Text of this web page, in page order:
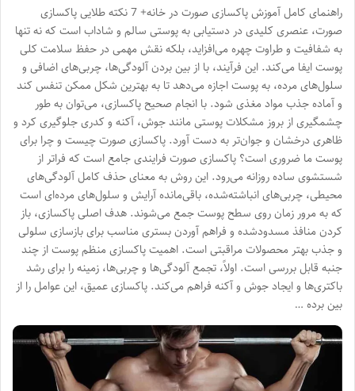
راهنمای کامل آموزش پاکسازی صورت در خانه+ 7 نکته طلایی پاکسازی
صورت، عنصری کلیدی در دستیابی به پوستی سالم و شاداب است که نه تنها
به شفافیت و طراوت چهره می‌افزاید، بلکه نقش مهمی در حفظ سلامت کلی
پوست ایفا می‌کند. این فرآیند، با از بین بردن آلودگی‌ها، چربی‌های اضافی و
سلول‌های مرده، به پوست اجازه می‌دهد تا به بهترین شکل ممکن تنفس کند
و آماده جذب مواد مغذی شود. با انجام صحیح پاکسازی، می‌توان به طور
چشمگیری از بروز مشکلات پوستی مانند جوش، آکنه و کدری جلوگیری کرد و
ظاهری درخشان و جوان‌تر به دست آورد. پاکسازی صورت چیست و چرا برای
پوست ما ضروری است؟ پاکسازی صورت فرایندی جامع است که فراتر از
شستشوی ساده روزانه می‌رود. این روش به معنای حذف کامل آلودگی‌های
محیطی، چربی‌های انباشته‌شده، باقی‌مانده آرایش و سلول‌های مرده‌ای است
که به مرور زمان روی سطح پوست جمع می‌شوند. هدف اصلی پاکسازی، باز
کردن منافذ مسدودشده و فراهم آوردن بستری مناسب برای بازسازی سلولی
و جذب بهتر محصولات مراقبتی است. اهمیت پاکسازی منظم پوست از چند
جنبه قابل بررسی است. اولاً، تجمع آلودگی‌ها و چربی‌ها، زمینه را برای رشد
باکتری‌ها و ایجاد جوش و آکنه فراهم می‌کند. پاکسازی عمیق، این عوامل را از
بین برده …